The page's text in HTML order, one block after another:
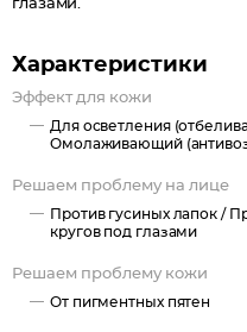
глазами.
Характеристики
Эффект для кожи
Для осветления
Омолаживающий
Решаем проблему на лице
Против гусиных лапок /
кругов под глазами
Решаем проблему кожи
От пигментных пятен